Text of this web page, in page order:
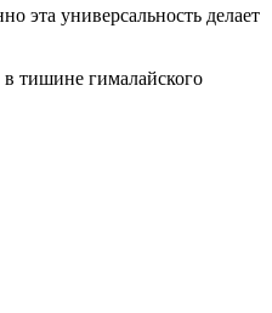
эта универсальность делает
тишине гималайского